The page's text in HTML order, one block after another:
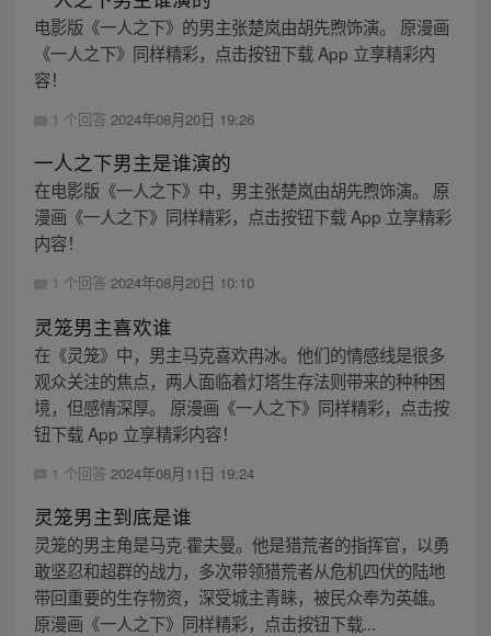
电影版《一人之下》的男主张楚岚由胡先煦饰演。 原漫画
《一人之下》同样精彩，点击按钮下载 App 立享精彩内
容！
1 个回答 2024年08月20日 19:26
一人之下男主是谁演的
在电影版《一人之下》中，男主张楚岚由胡先煦饰演。 原
漫画《一人之下》同样精彩，点击按钮下载 App 立享精彩
内容！
1 个回答 2024年08月20日 10:10
灵笼男主喜欢谁
在《灵笼》中，男主马克喜欢冉冰。他们的情感线是很多
观众关注的焦点，两人面临着灯塔生存法则带来的种种困
境，但感情深厚。 原漫画《一人之下》同样精彩，点击按
钮下载 App 立享精彩内容！
1 个回答 2024年08月11日 19:24
灵笼男主到底是谁
灵笼的男主角是马克·霍夫曼。他是猎荒者的指挥官，以勇
敢坚忍和超群的战力，多次带领猎荒者从危机四伏的陆地
带回重要的生存物资，深受城主青睐，被民众奉为英雄。
原漫画《一人之下》同样精彩，点击按钮下载...